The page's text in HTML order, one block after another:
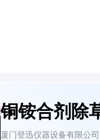
铜铵合剂除
厦门登迅仪器设备有限公司